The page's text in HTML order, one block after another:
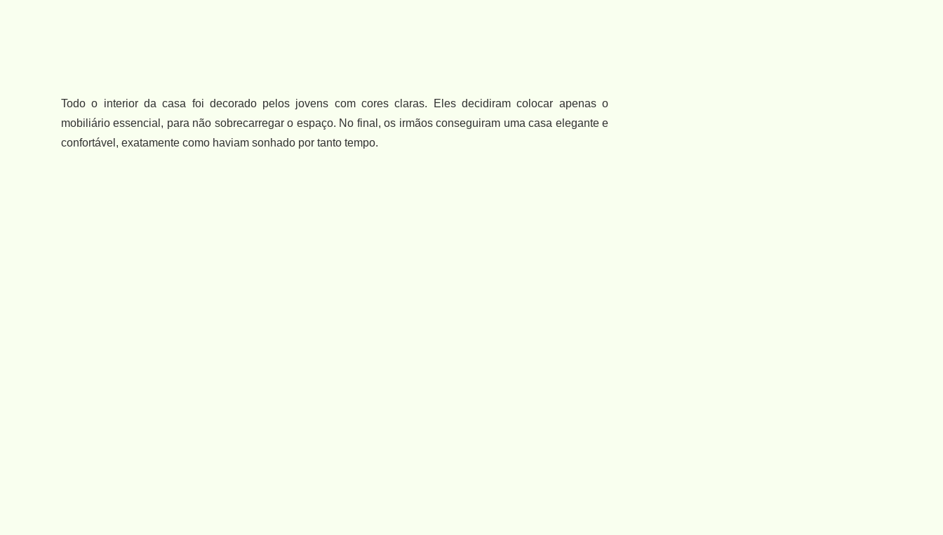
Todo o interior da casa foi decorado pelos jovens com cores claras. Eles decidiram colocar apenas o
mobiliário essencial, para não sobrecarregar o espaço. No final, os irmãos conseguiram uma casa elegante e
confortável, exatamente como haviam sonhado por tanto tempo.